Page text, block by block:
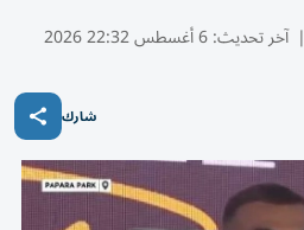
| آخر تحديث:6 أغسطس 22:32 2026
شارك